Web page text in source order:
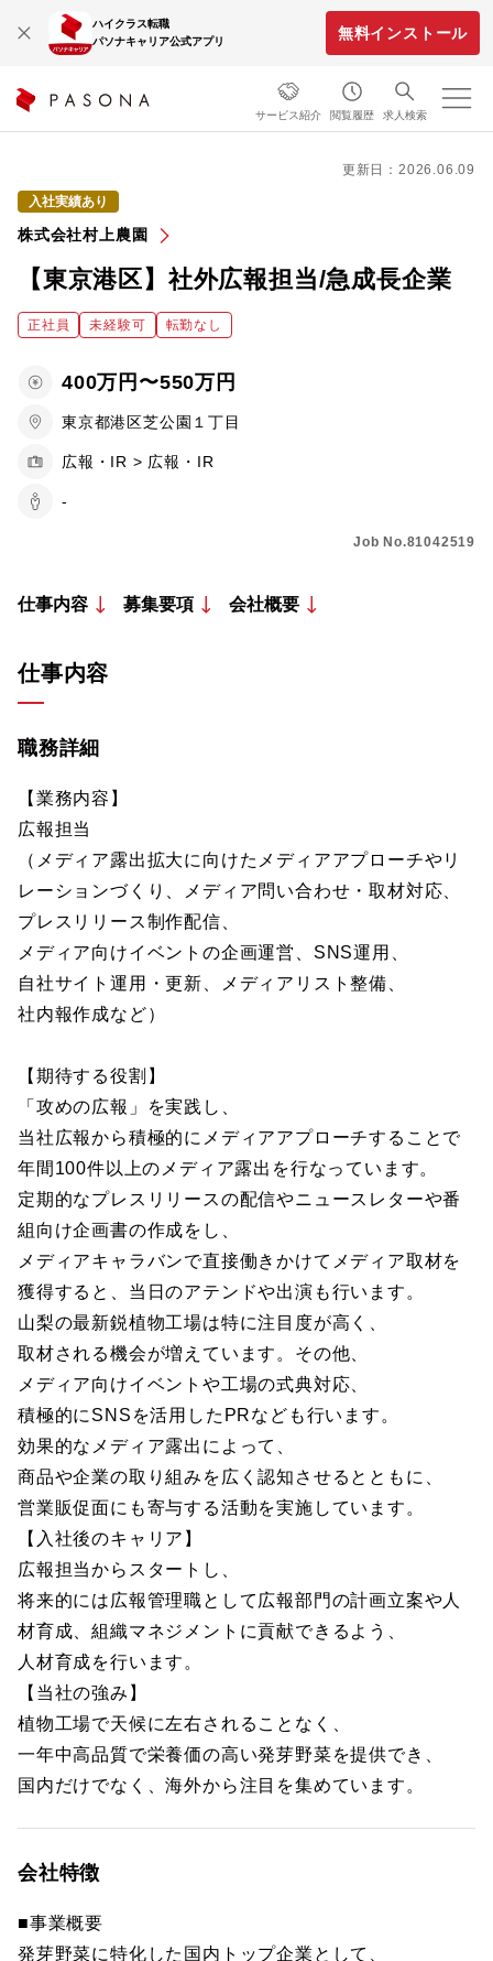
ハイクラス転職
パソナキャリア公式アプリ
無料インストール
サービス紹介 閲覧履歴 求人検索
更新日：2026.06.09
入社実績あり
株式会社村上農園
【東京港区】社外広報担当/急成長企業
正社員 未経験可 転勤なし
400万円〜550万円
東京都港区芝公園１丁目
広報・IR > 広報・IR
-
Job No.81042519
仕事内容 募集要項 会社概要
仕事内容
職務詳細
【業務内容】
広報担当
（メディア露出拡大に向けたメディアアプローチやリ
レーションづくり、メディア問い合わせ・取材対応、
プレスリリース制作配信、
メディア向けイベントの企画運営、SNS運用、
自社サイト運用・更新、メディアリスト整備、
社内報作成など）
【期待する役割】
「攻めの広報」を実践し、
当社広報から積極的にメディアアプローチすることで
年間100件以上のメディア露出を行なっています。
定期的なプレスリリースの配信やニュースレターや番
組向け企画書の作成をし、
メディアキャラバンで直接働きかけてメディア取材を
獲得すると、当日のアテンドや出演も行います。
山梨の最新鋭植物工場は特に注目度が高く、
取材される機会が増えています。その他、
メディア向けイベントや工場の式典対応、
積極的にSNSを活用したPRなども行います。
効果的なメディア露出によって、
商品や企業の取り組みを広く認知させるとともに、
営業販促面にも寄与する活動を実施しています。
【入社後のキャリア】
広報担当からスタートし、
将来的には広報管理職として広報部門の計画立案や人
材育成、組織マネジメントに貢献できるよう、
人材育成を行います。
【当社の強み】
植物工場で天候に左右されることなく、
一年中高品質で栄養価の高い発芽野菜を提供でき、
国内だけでなく、海外から注目を集めています。
会社特徴
■事業概要
発芽野菜に特化した国内トップ企業として、